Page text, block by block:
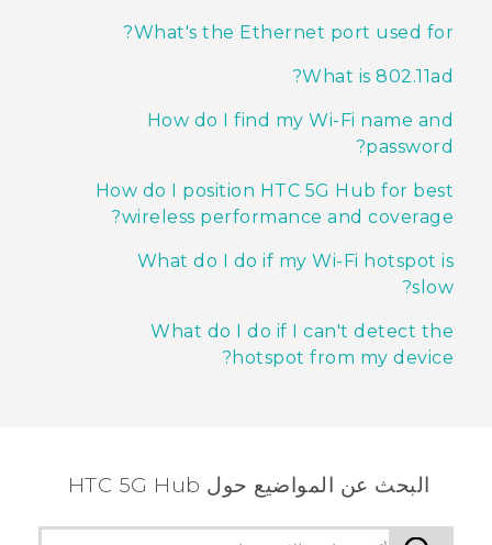
البرامج + التطبيقات
الدعم
أجهزة HTC والملحقات
What's the Ethernet port used for?
What is 802.11ad?
How do I find my Wi‍-Fi name and
password?
How do I position HTC 5G Hub‍ for best
wireless performance and coverage?
What do I do if my Wi-Fi hotspot is
slow?
What do I do if I can't detect the
hotspot from my device?
البحث عن المواضيع حول HTC 5G Hub